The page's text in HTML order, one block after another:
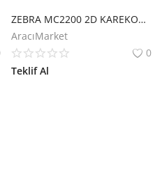
ZEBRA MC2200 2D KAREKOD ANDROID 11 2GB/16GB WIFI+BLUETOOTH 4" TUŞLU EL TERMİNALİ+ CRADLE
AracıMarket
0
Teklif Al